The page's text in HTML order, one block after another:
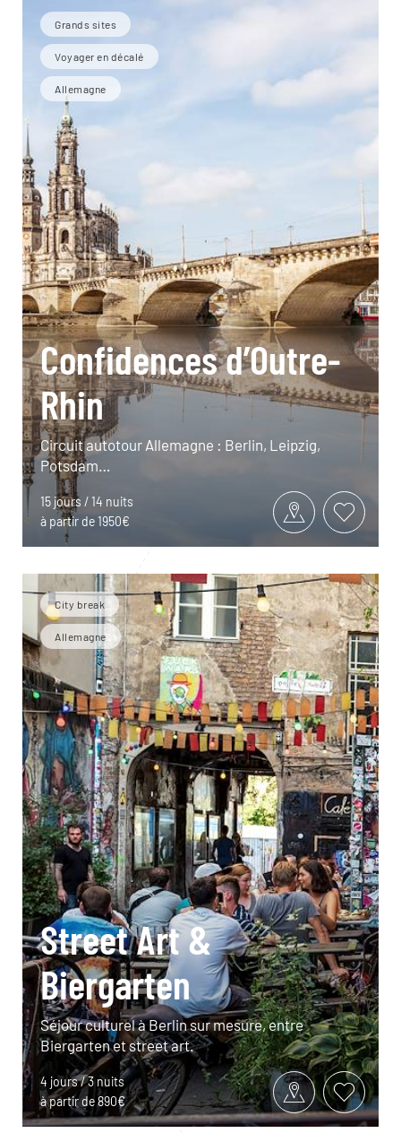
Grands sites
Voyager en décalé
Allemagne
Confidences d’Outre-
Rhin
Circuit autotour Allemagne : Berlin, Leipzig,
Potsdam…
15 jours / 14 nuits
à partir de 1950€
City break
Allemagne
Street Art &
Biergarten
Séjour culturel à Berlin sur mesure, entre
Biergarten et street art.
4 jours / 3 nuits
à partir de 890€